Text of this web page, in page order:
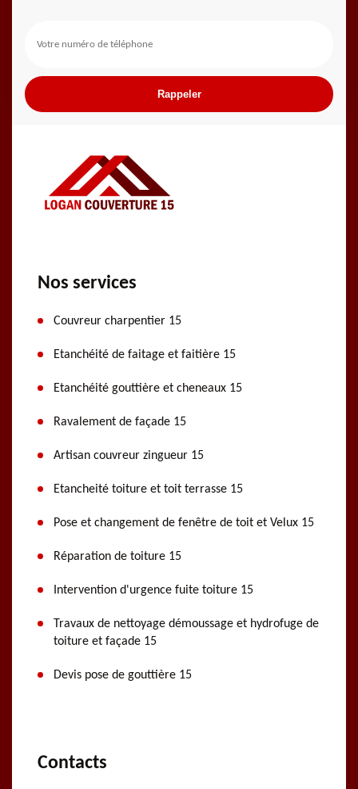
Nos services
Couvreur charpentier 15
Etanchéité de faitage et faitière 15
Etanchéité gouttière et cheneaux 15
Ravalement de façade 15
Artisan couvreur zingueur 15
Etancheité toiture et toit terrasse 15
Pose et changement de fenêtre de toit et Velux 15
Réparation de toiture 15
Intervention d'urgence fuite toiture 15
Travaux de nettoyage démoussage et hydrofuge de
toiture et façade 15
Devis pose de gouttière 15
Contacts